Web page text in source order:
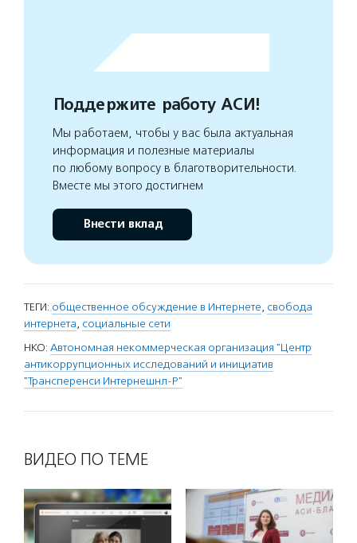
Поддержите работу АСИ!
Мы работаем, чтобы у вас была актуальная
информация и полезные материалы
по любому вопросу в благотворительности.
Вместе мы этого достигнем
Внести вклад
ТЕГИ: общественное обсуждение в Интернете, свобода
интернета, социальные сети
НКО: Автономная некоммерческая организация "Центр
антикоррупционных исследований и инициатив
"Трансперенси Интернешнл-Р"
ВИДЕО ПО ТЕМЕ